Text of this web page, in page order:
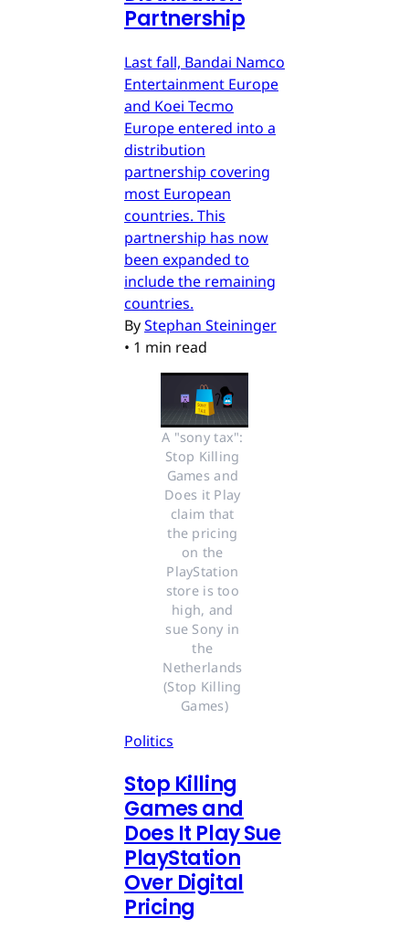
Partnership
Last fall, Bandai Namco
Entertainment Europe
and Koei Tecmo
Europe entered into a
distribution
partnership covering
most European
countries. This
partnership has now
been expanded to
include the remaining
countries.
ByStephan Steininger
• 1 min read
A "sony tax":
Stop Killing
Games and
Does it Play
claim that
the pricing
on the
PlayStation
store is too
high, and
sue Sony in
the
Netherlands
(Stop Killing
Games)
Politics
Stop Killing
Games and
Does It Play Sue
PlayStation
Over Digital
Pricing